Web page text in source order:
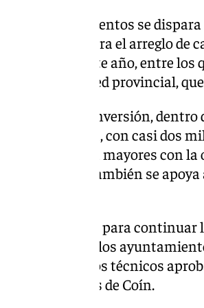
y equipamientos se
millones para el arreglo de
38% más que este año, entre
de la red provincial,
otra gran inversión,
en Yunquera, con casi dos
de día para mayores con
donde también se
un millón para continuar
a los
y proyectos técnicos
de Bomberos de Coín.